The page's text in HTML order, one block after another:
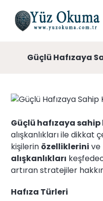
Güçlü Hafızaya
Güçlü hafızaya
alışkanlıkları ile dikkat
kişilerin özelliklerini ve
alışkanlıkları
artıran stratejiler
Hafıza Türleri